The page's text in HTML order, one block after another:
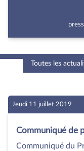
Toutes les
Jeudi 11 juillet 2019
Communiqué de
Communiqué du